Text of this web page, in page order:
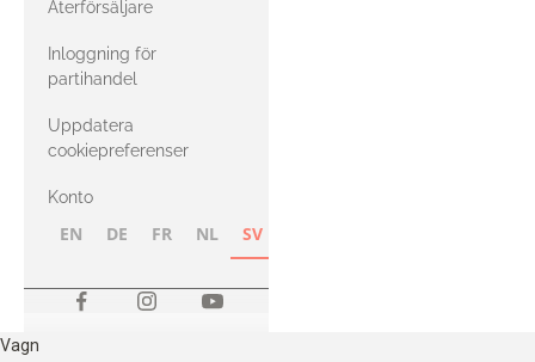
med Heavy
Merino
Återförsäljare
Inloggning för
partihandel
Uppdatera
cookiepreferenser
Konto
EN DE FR NL SV
Vagn